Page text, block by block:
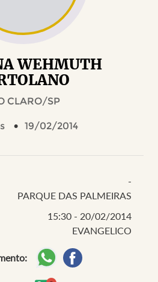
WEHMUTH
CLARO/SP
19/02/2014
-
PARQUE DAS PALMEIRAS
15:30 - 20/02/2014
EVANGELICO